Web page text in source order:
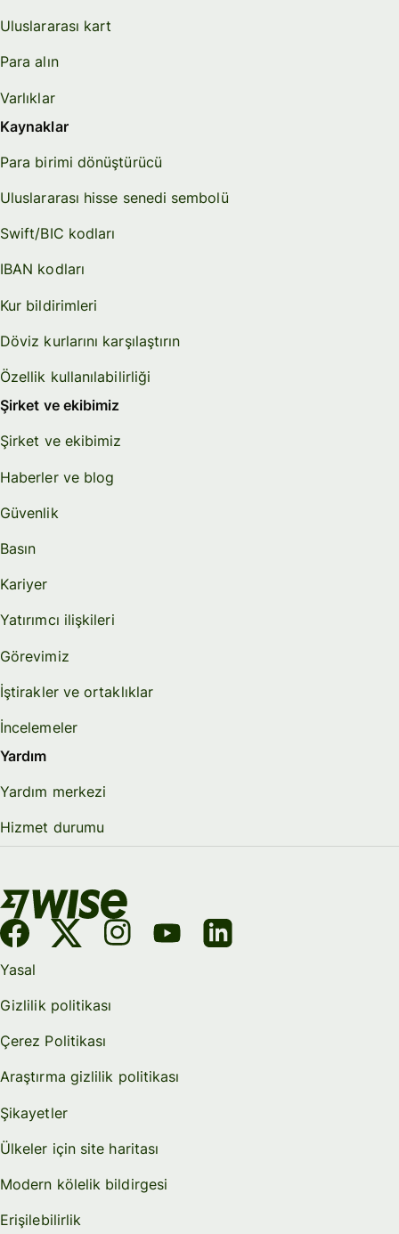
Uluslararası kart
Para alın
Varlıklar
Kaynaklar
Para birimi dönüştürücü
Uluslararası hisse senedi sembolü
Swift/BIC kodları
IBAN kodları
Kur bildirimleri
Döviz kurlarını karşılaştırın
Özellik kullanılabilirliği
Şirket ve ekibimiz
Şirket ve ekibimiz
Haberler ve blog
Güvenlik
Basın
Kariyer
Yatırımcı ilişkileri
Görevimiz
İştirakler ve ortaklıklar
İncelemeler
Yardım
Yardım merkezi
Hizmet durumu
Yasal
Gizlilik politikası
Çerez Politikası
Araştırma gizlilik politikası
Şikayetler
Ülkeler için site haritası
Modern kölelik bildirgesi
Erişilebilirlik